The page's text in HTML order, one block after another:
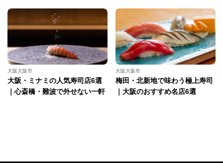
大阪大阪市
大阪・ミナミの人気寿司店6選
｜心斎橋・難波で外せない一軒
大阪大阪市
梅田・北新地で味わう極上寿司
｜大阪のおすすめ名店6選